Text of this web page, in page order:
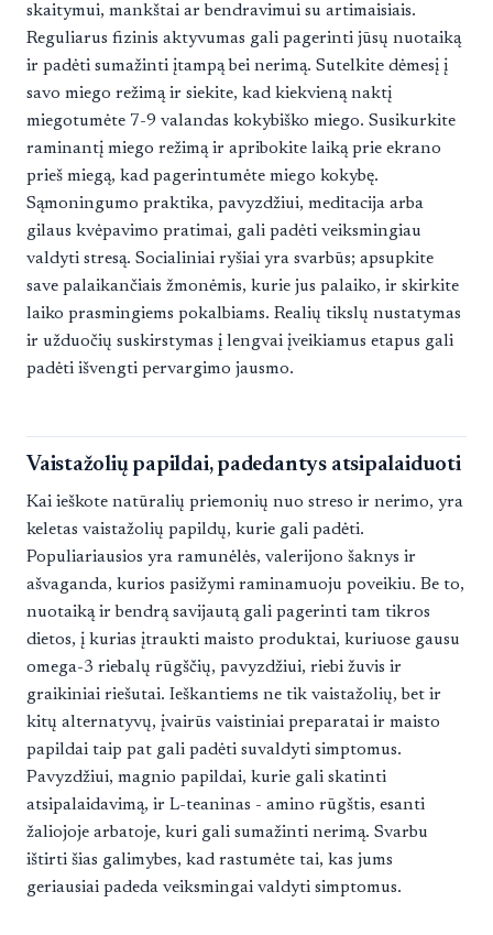
skaitymui, mankštai ar bendravimui su artimaisiais.
Reguliarus fizinis aktyvumas gali pagerinti jūsų nuotaiką
ir padėti sumažinti įtampą bei nerimą. Sutelkite dėmesį į
savo miego režimą ir siekite, kad kiekvieną naktį
miegotumėte 7-9 valandas kokybiško miego. Susikurkite
raminantį miego režimą ir apribokite laiką prie ekrano
prieš miegą, kad pagerintumėte miego kokybę.
Sąmoningumo praktika, pavyzdžiui, meditacija arba
gilaus kvėpavimo pratimai, gali padėti veiksmingiau
valdyti stresą. Socialiniai ryšiai yra svarbūs; apsupkite
save palaikančiais žmonėmis, kurie jus palaiko, ir skirkite
laiko prasmingiems pokalbiams. Realių tikslų nustatymas
ir užduočių suskirstymas į lengvai įveikiamus etapus gali
padėti išvengti pervargimo jausmo.
Vaistažolių papildai, padedantys atsipalaiduoti
Kai ieškote natūralių priemonių nuo streso ir nerimo, yra
keletas vaistažolių papildų, kurie gali padėti.
Populiariausios yra ramunėlės, valerijono šaknys ir
ašvaganda, kurios pasižymi raminamuoju poveikiu. Be to,
nuotaiką ir bendrą savijautą gali pagerinti tam tikros
dietos, į kurias įtraukti maisto produktai, kuriuose gausu
omega-3 riebalų rūgščių, pavyzdžiui, riebi žuvis ir
graikiniai riešutai. Ieškantiems ne tik vaistažolių, bet ir
kitų alternatyvų, įvairūs vaistiniai preparatai ir maisto
papildai taip pat gali padėti suvaldyti simptomus.
Pavyzdžiui, magnio papildai, kurie gali skatinti
atsipalaidavimą, ir L-teaninas - amino rūgštis, esanti
žaliojoje arbatoje, kuri gali sumažinti nerimą. Svarbu
ištirti šias galimybes, kad rastumėte tai, kas jums
geriausiai padeda veiksmingai valdyti simptomus.